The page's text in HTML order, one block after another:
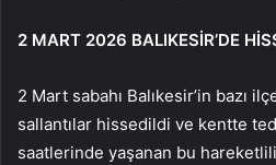
2 MART 2026 BALIKESİR’DE
2 Mart sabahı Balıkesir’in bazı
sallantılar hissedildi ve kentte
saatlerinde yaşanan bu